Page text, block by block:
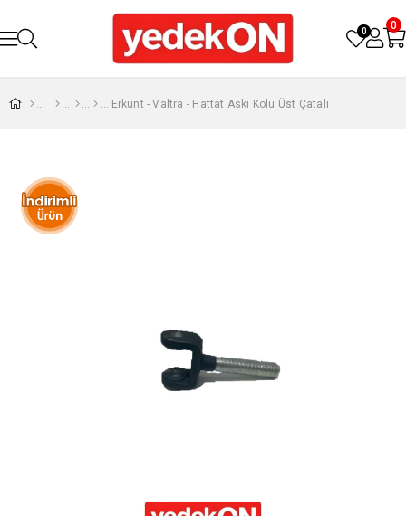
0 0
Erkunt - Valtra - Hattat Askı Kolu Üst Çatalı